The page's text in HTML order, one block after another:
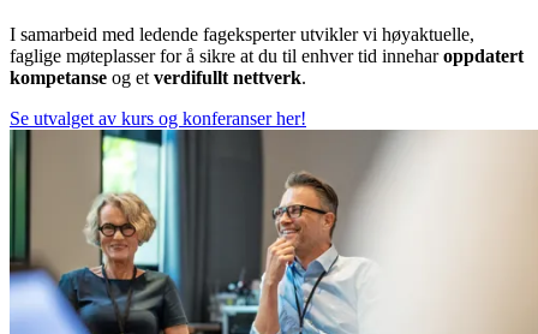
I samarbeid med ledende fageksperter utvikler vi høyaktuelle,
faglige møteplasser for å sikre at du til enhver tid inneharoppdatert
kompetanse og et verdifullt nettverk.
Se utvalget av kurs og konferanser her!